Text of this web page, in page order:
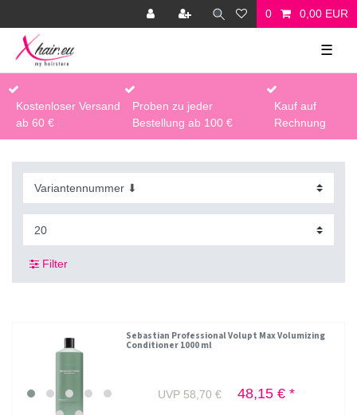
0 0,00 EUR
☰
Kostenloser Versand
ab 60 €
Proben zu jeder
Bestellung ab 100 €
Kauf auf
Rechnung
Filter
Sebastian Professional Volupt Max Volumizing
Conditioner 1000 ml
UVP 58,70 € 48,15 € *